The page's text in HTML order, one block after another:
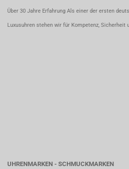
Über 30 Jahre Erfahrung Als einer der ersten
Luxusuhren stehen wir für Kompetenz, Sicherheit
UHRENMARKEN - SCHMUCKMARKEN